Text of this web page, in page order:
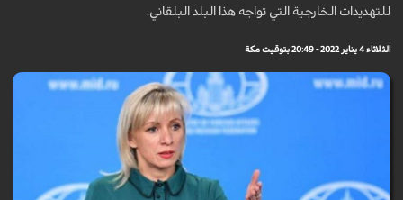
للتهديدات الخارجية التي تواجه هذا البلد البلقاني.
الثلاثاء 4 يناير 2022 - 20:49 بتوقيت مكة